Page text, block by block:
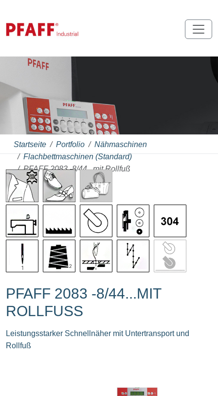
Startseite Portfolio
Nähmaschinen
Flachbettmaschinen (Standard)
PFAFF 2083 -8/44...mit Rollfuß
PFAFF 2083 -8/44...MIT
ROLLFUSS
Leistungsstarker Schnellnäher mit Untertransport und
Rollfuß